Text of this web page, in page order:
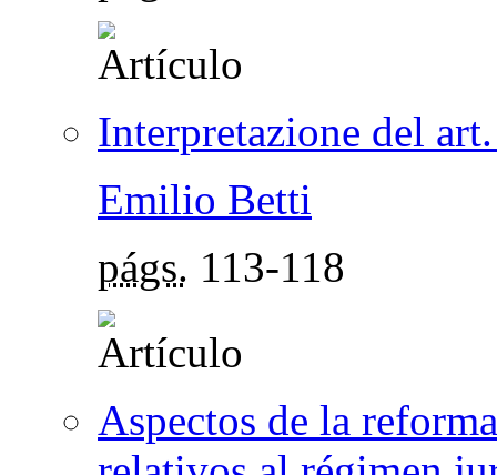
Interpretazione del
Emilio Betti
págs. 113-118
Aspectos de la